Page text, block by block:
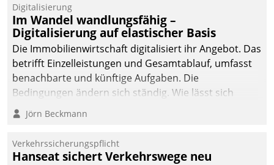
Digitalisierung
Im Wandel wandlungsfähig –
Digitalisierung auf elastischer Basis
Die Immobilienwirtschaft digitalisiert ihr Angebot. Das
betrifft Einzelleistungen und Gesamtablauf, umfasst
benachbarte und künftige Aufgaben. Die
Bedingungen ändern sich ständig. Wie lässt sich
technisch die Kontrolle wahren und zugleich Freiraum
fürs Wachsen öffnen?
Jörn Beckmann
Verkehrssicherungspflicht
Hanseat sichert Verkehrswege neu